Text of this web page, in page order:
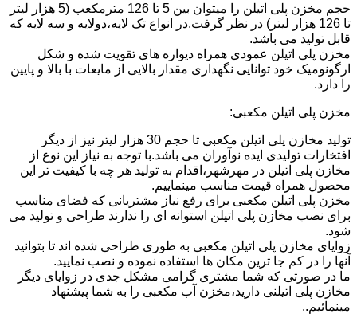
حجم مخزن پلی اتیلن را میتوان بین 5 تا 126 مترمکعب (5 هزار لیتر
تا 126 هزار لیتر) در نظر گرفت.در انواع تک لایه،دولایه و سه لایه که
قابل تولید می باشد.
مخزن پلی اتیلن عمودی همراه دیواره های تقویت شده و شکل
ارگونومیک خود توانایی نگهداری مقدار بالایی از مایعات با بالا و پایین
را دارد.
مخزن پلی اتیلن مکعبی:
تولید مخازن پلی اتیلن مکعبی تا حجم 30 هزار لیتر نیز از دیگر
افتخارات تولیدی ایده نوآوران می باشد.با توجه به نیاز این نوع از
مخازن پلی اتیلن در مهرشهر،اقدام به تولید هر چه با کیفیت تر این
محصول همراه قیمت مناسب مینماییم.
مخزن پلی اتیلن مکعبی برای رفع نیاز مشتریانی که فضای مناسب
برای نصب مخازن پلی اتیلن استوانه ای را ندارند طراحی و تولید می
شود.
زوایای مخازن پلی اتیلن مکعبی به طوری طراحی شده اند تا بتوانید
آنها را در کم جا ترین مکان ها استفاده نموده و نصب نمایید.
ما در صورتی که شما مشتری گرامی مشکل جدی در زوایای دیگر
مخازن پلی اتیلنی دارید،مخزن آب مکعبی را به شما پیشنهاد
مینمائیم..